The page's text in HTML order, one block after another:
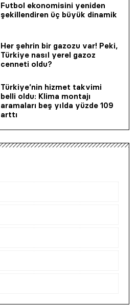
Futbol ekonomisini yeniden
şekillendiren üç büyük dinamik
Her şehrin bir gazozu var! Peki,
Türkiye nasıl yerel gazoz
cenneti oldu?
Türkiye’nin hizmet takvimi
belli oldu: Klima montajı
aramaları beş yılda yüzde 109
arttı